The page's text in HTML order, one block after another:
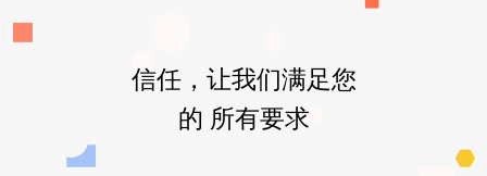
信任，让我们满足您
的 所有要求